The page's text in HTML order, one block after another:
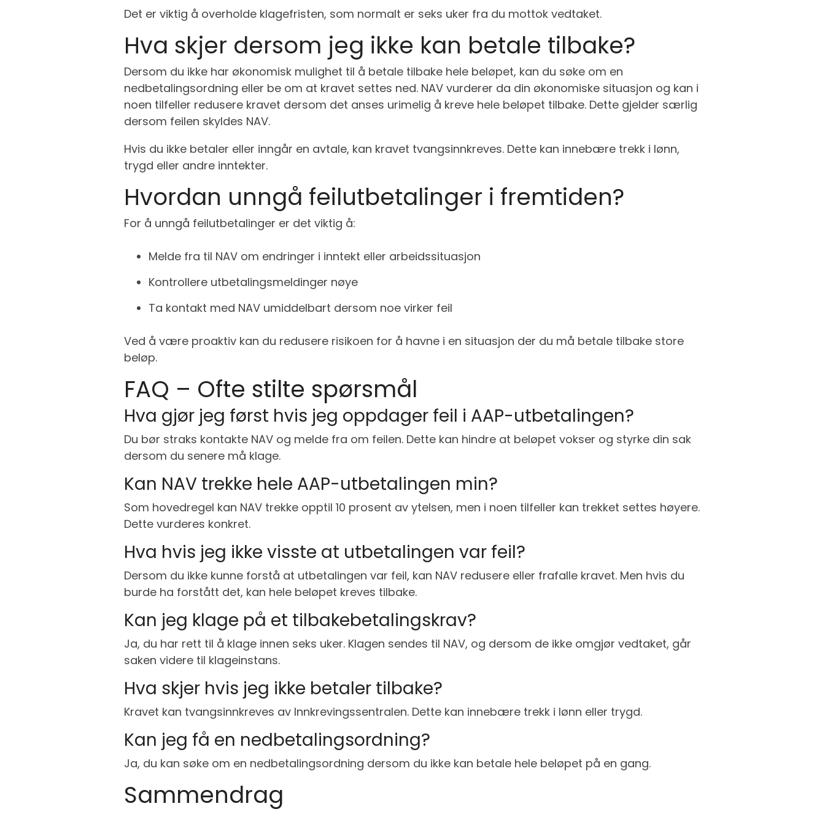
Det er viktig å overholde klagefristen, som normalt er seks uker fra du mottok vedtaket.
Hva skjer dersom jeg ikke kan betale tilbake?
Dersom du ikke har økonomisk mulighet til å betale tilbake hele beløpet, kan du søke om en
nedbetalingsordning eller be om at kravet settes ned. NAV vurderer da din økonomiske situasjon og kan i
noen tilfeller redusere kravet dersom det anses urimelig å kreve hele beløpet tilbake. Dette gjelder særlig
dersom feilen skyldes NAV.
Hvis du ikke betaler eller inngår en avtale, kan kravet tvangsinnkreves. Dette kan innebære trekk i lønn,
trygd eller andre inntekter.
Hvordan unngå feilutbetalinger i fremtiden?
For å unngå feilutbetalinger er det viktig å:
Melde fra til NAV om endringer i inntekt eller arbeidssituasjon
Kontrollere utbetalingsmeldinger nøye
Ta kontakt med NAV umiddelbart dersom noe virker feil
Ved å være proaktiv kan du redusere risikoen for å havne i en situasjon der du må betale tilbake store
beløp.
FAQ – Ofte stilte spørsmål
Hva gjør jeg først hvis jeg oppdager feil i AAP-utbetalingen?
Du bør straks kontakte NAV og melde fra om feilen. Dette kan hindre at beløpet vokser og styrke din sak
dersom du senere må klage.
Kan NAV trekke hele AAP-utbetalingen min?
Som hovedregel kan NAV trekke opptil 10 prosent av ytelsen, men i noen tilfeller kan trekket settes høyere.
Dette vurderes konkret.
Hva hvis jeg ikke visste at utbetalingen var feil?
Dersom du ikke kunne forstå at utbetalingen var feil, kan NAV redusere eller frafalle kravet. Men hvis du
burde ha forstått det, kan hele beløpet kreves tilbake.
Kan jeg klage på et tilbakebetalingskrav?
Ja, du har rett til å klage innen seks uker. Klagen sendes til NAV, og dersom de ikke omgjør vedtaket, går
saken videre til klageinstans.
Hva skjer hvis jeg ikke betaler tilbake?
Kravet kan tvangsinnkreves av Innkrevingssentralen. Dette kan innebære trekk i lønn eller trygd.
Kan jeg få en nedbetalingsordning?
Ja, du kan søke om en nedbetalingsordning dersom du ikke kan betale hele beløpet på en gang.
Sammendrag